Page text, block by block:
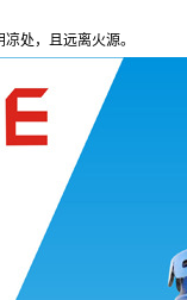
处，且远离火源。